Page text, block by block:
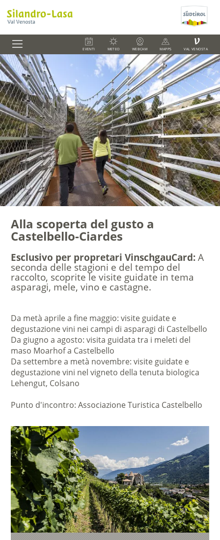
EVENTI METEO WEBCAM MAPPS
V
VAL VENOSTA
Alla scoperta del gusto a
Castelbello-Ciardes
Esclusivo per propretari VinschgauCard:A
seconda delle stagioni e del tempo del
raccolto, scoprite le visite guidate in tema
asparagi, mele, vino e castagne.
Da metà aprile a fine maggio: visite guidate e
degustazione vini nei campi di asparagi di Castelbello
Da giugno a agosto: visita guidata tra i meleti del
maso Moarhof a Castelbello
Da settembre a metà novembre: visite guidate e
degustazione vini nel vigneto della tenuta biologica
Lehengut, Colsano
Punto d'incontro: Associazione Turistica Castelbello